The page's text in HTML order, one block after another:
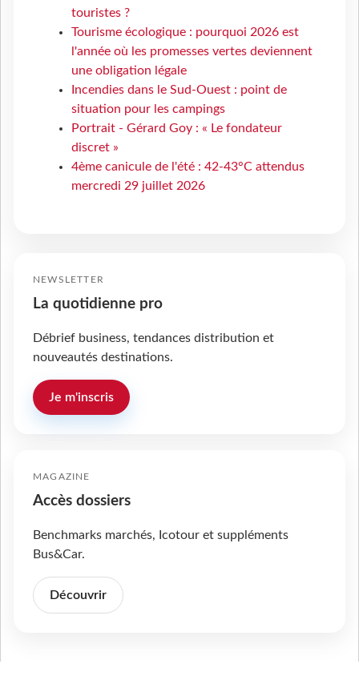
touristes ?
Tourisme écologique : pourquoi 2026 est
l'année où les promesses vertes deviennent
une obligation légale
Incendies dans le Sud-Ouest : point de
situation pour les campings
Portrait - Gérard Goy : « Le fondateur
discret »
4ème canicule de l'été : 42-43°C attendus
mercredi 29 juillet 2026
NEWSLETTER
La quotidienne pro
Débrief business, tendances distribution et
nouveautés destinations.
Je m'inscris
MAGAZINE
Accès dossiers
Benchmarks marchés, Icotour et suppléments
Bus&Car.
Découvrir